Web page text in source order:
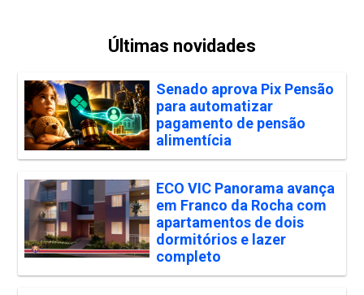
Últimas novidades
Senado aprova Pix Pensão
para automatizar
pagamento de pensão
alimentícia
ECO VIC Panorama avança
em Franco da Rocha com
apartamentos de dois
dormitórios e lazer
completo